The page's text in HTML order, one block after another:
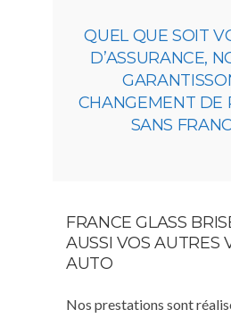
QUEL QUE SOIT
D’ASSURANCE,
CHANGEMENT DE
SANS
FRANCE GLASS
AUSSI VOS AUTRES
AUTO
Nos prestations sont